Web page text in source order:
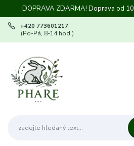
DOPRAVA ZDARMA! Doprava od
+420 773601217
(Po-Pá, 8-14 hod.)